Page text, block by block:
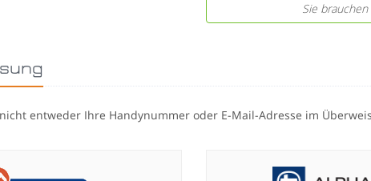
Sie brauchen
entweder Ihre Handynummer oder E-Mail-Adresse im